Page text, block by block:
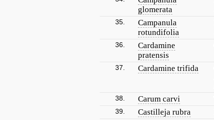
glomerata
35.
Campanula
rotundifolia
36.
Cardamine
pratensis
37. Cardamine trifida
38. Carum carvi
39.
Castilleja rubra